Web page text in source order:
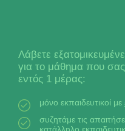
Λάβετε
για το μάθημα που
εντός 1 μέρας:
μόνο εκπαιδευτικοί με
συζητάμε τις